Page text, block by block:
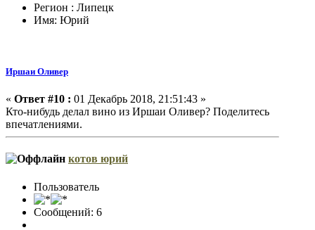
Регион : Липецк
Имя: Юрий
Иршаи Оливер
« Ответ #10 : 01 Декабрь 2018, 21:51:43 »
Кто-нибудь делал вино из Иршаи Оливер? Поделитесь
впечатлениями.
котов юрий
Пользователь
Сообщений: 6